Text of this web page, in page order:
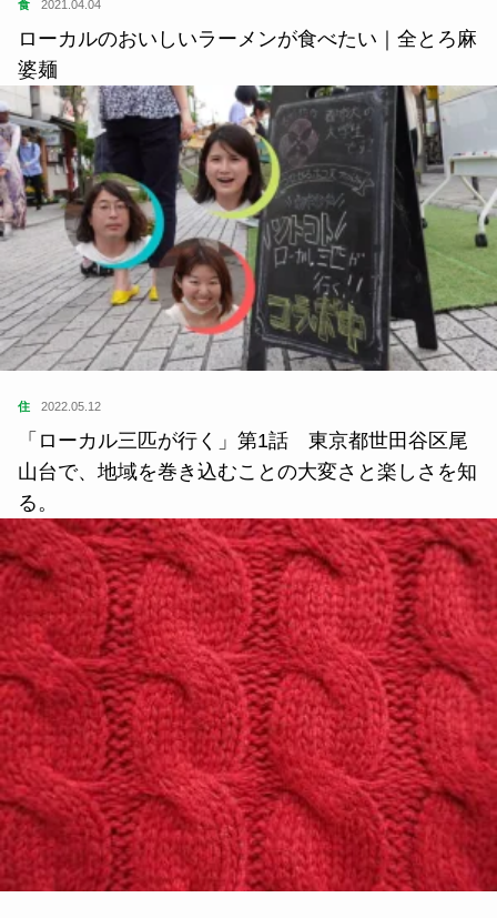
食 2021.04.04
ローカルのおいしいラーメンが食べたい｜全とろ麻
婆麺
住 2022.05.12
「ローカル三匹が行く」第1話 東京都世田谷区尾
山台で、地域を巻き込むことの大変さと楽しさを知
る。